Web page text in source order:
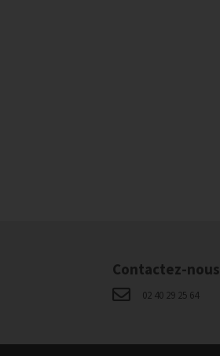
Contactez-nous
02 40 29 25 64